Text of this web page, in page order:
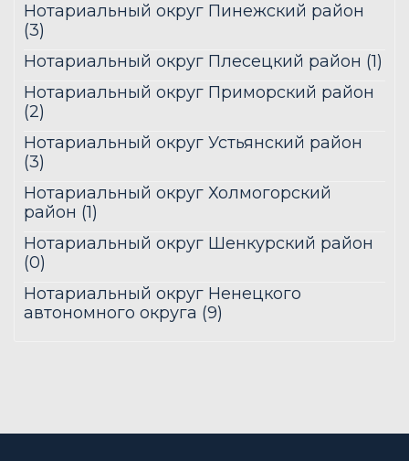
Нотариальный округ Пинежский район
(3)
Нотариальный округ Плесецкий район (1)
Нотариальный округ Приморский район
(2)
Нотариальный округ Устьянский район
(3)
Нотариальный округ Холмогорский
район (1)
Нотариальный округ Шенкурский район
(0)
Нотариальный округ Ненецкого
автономного округа (9)